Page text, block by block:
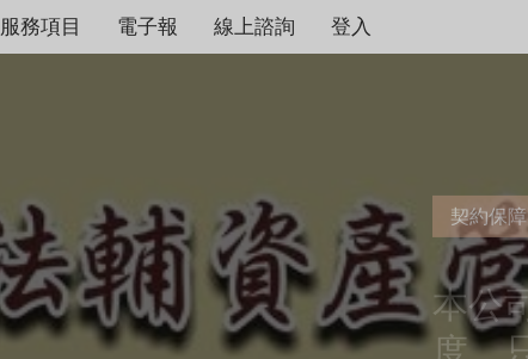
服務項目 電子報 線上諮詢 登入
契約保障
本公
度，